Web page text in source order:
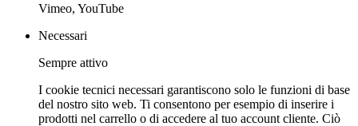
Vimeo, YouTube
Necessari
Sempre attivo
I cookie tecnici necessari garantiscono solo le funzioni di base
del nostro sito web. Ti consentono per esempio di inserire i
prodotti nel carrello o di accedere al tuo account cliente. Ciò